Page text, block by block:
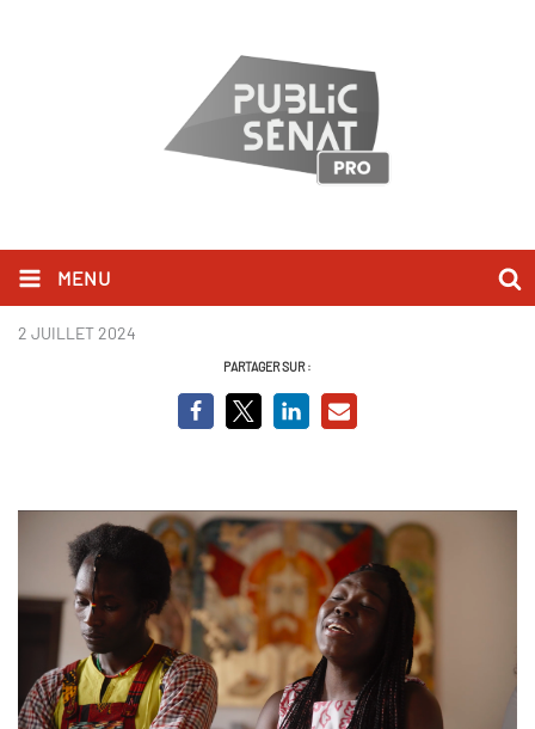
MENU
Le chant des vivants (2).JPEG
2 JUILLET 2024
PARTAGER SUR :